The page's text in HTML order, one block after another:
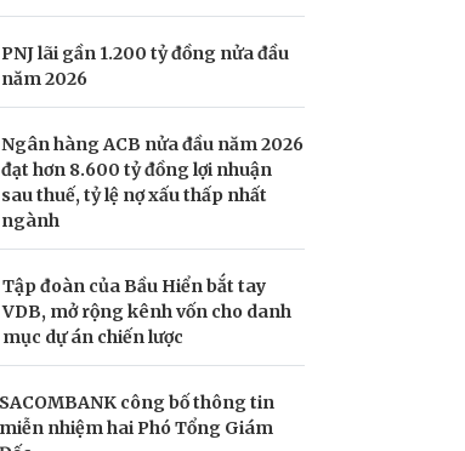
PNJ lãi gần 1.200 tỷ đồng nửa đầu
năm 2026
Ngân hàng ACB nửa đầu năm 2026
đạt hơn 8.600 tỷ đồng lợi nhuận
sau thuế, tỷ lệ nợ xấu thấp nhất
ngành
Tập đoàn của Bầu Hiển bắt tay
VDB, mở rộng kênh vốn cho danh
mục dự án chiến lược
SACOMBANK công bố thông tin
miễn nhiệm hai Phó Tổng Giám